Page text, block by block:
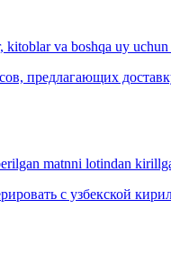
va boshqa uy
предлагающих
matnni lotindan
с узбекской